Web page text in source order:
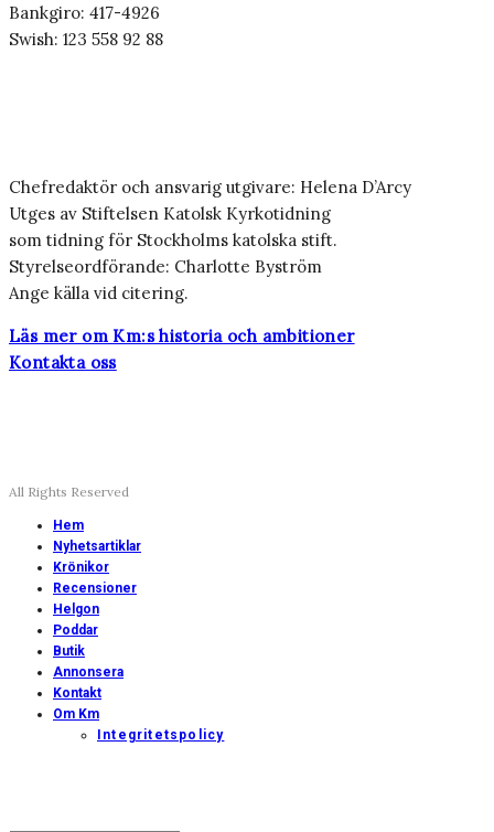
Bankgiro: 417-4926
Swish: 123 558 92 88
Chefredaktör och ansvarig utgivare: Helena D’Arcy
Utges av Stiftelsen Katolsk Kyrkotidning
som tidning för Stockholms katolska stift.
Styrelseordförande: Charlotte Byström
Ange källa vid citering.
Läs mer om Km:s historia och ambitioner
Kontakta oss
All Rights Reserved
Hem
Nyhetsartiklar
Krönikor
Recensioner
Helgon
Poddar
Butik
Annonsera
Kontakt
Om Km
Integritetspolicy